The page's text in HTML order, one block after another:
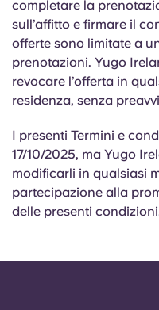
completare la
sull’affitto e firmare il
offerte sono limitate a
prenotazioni. Yugo
revocare l’offerta in
residenza, senza
I presenti Termini e
17/10/2025, ma Yugo
modificarli in qualsiasi
partecipazione alla
delle presenti